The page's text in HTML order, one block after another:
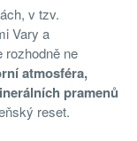
v tzv.
Vary a
rozhodně ne
atmosféra,
pramenů
reset.